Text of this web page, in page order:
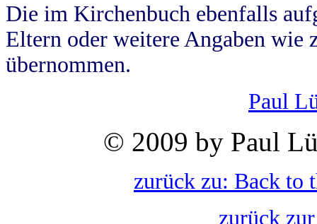
Die im Kirchenbuch ebenfalls
Eltern oder weitere Angaben wie
übernommen.
Paul
© 2009 by Paul
zurück zu: Back to
zurück